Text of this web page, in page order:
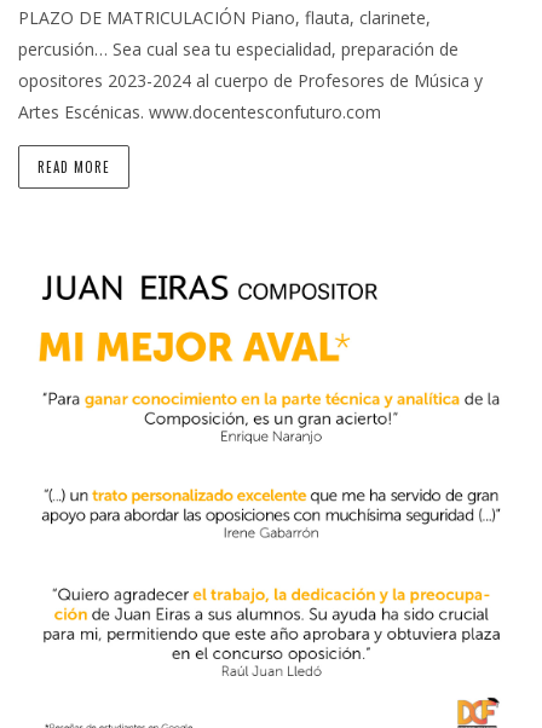
PLAZO DE MATRICULACIÓN Piano, flauta, clarinete,
percusión… Sea cual sea tu especialidad, preparación de
opositores 2023-2024 al cuerpo de Profesores de Música y
Artes Escénicas. www.docentesconfuturo.com
READ MORE